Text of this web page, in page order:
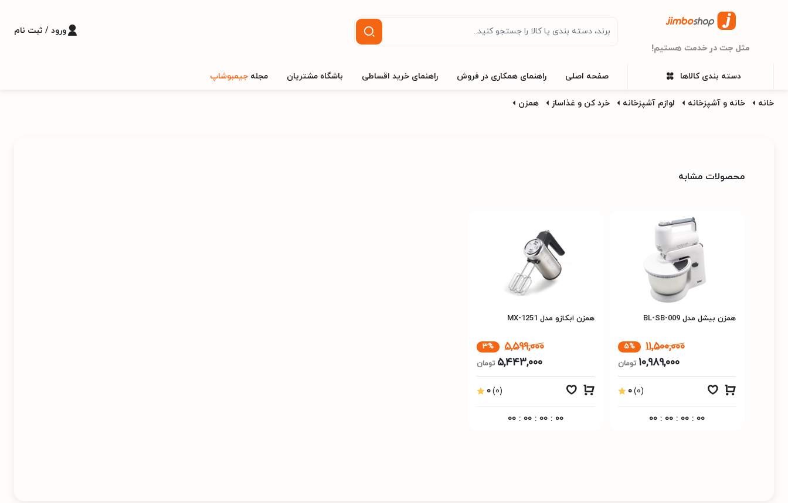
مثل جت در خدمت هستیم!
ورود / ثبت نام
دسته بندی کالاها صفحه اصلی راهنمای همکاری در فروش راهنمای خرید اقساطی باشگاه مشتریان مجله جیمبوشاپ
خانه خانه و آشپزخانه لوازم آشپزخانه خرد کن و غذاساز همزن
محصولات مشابه
همزن بیشل مدل BL-SB-009
11,500,000
5%
10,989,000 تومان
0(0)
00 : 00 : 00 : 00
همزن ابکازو مدل MX-1251
5,599,000
3%
5,443,000 تومان
0(0)
00 : 00 : 00 : 00